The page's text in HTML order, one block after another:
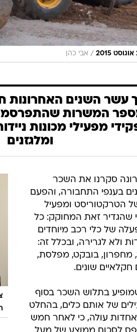
עשר השנים האחרונות
המשרות שהתפרסמו
מפעילי מכונות
ומלגזנים
סקרנו את השכר
בענפי התחבורה, והפעם
הטרקטוריסט ומפעיל
שהגדיר זאת המחוקק: כל